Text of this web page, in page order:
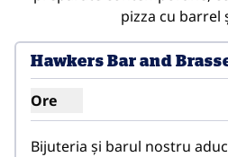
pizza cu barrel
Hawkers Bar and
Ore
Afișare ore pentru Hawkers Bar
Bijuteria și barul nostru